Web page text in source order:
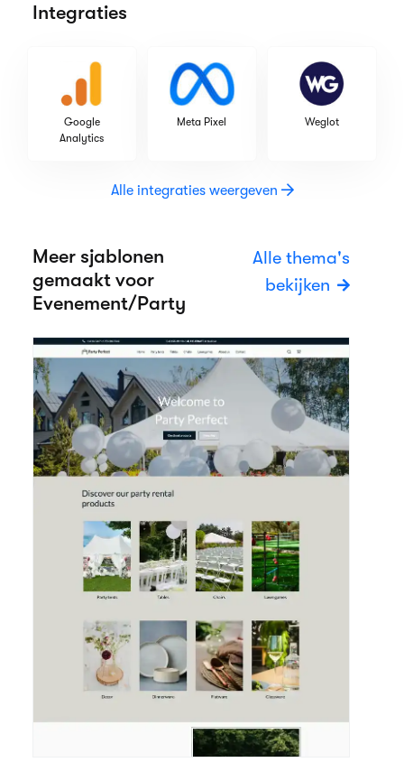
Integraties
Google
Analytics
Meta Pixel Weglot
Alle integraties weergeven
Meer sjablonen
gemaakt voor
Evenement/Party
Alle thema's
bekijken